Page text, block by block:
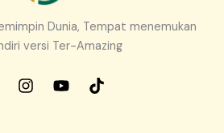
Dunia, Tempat menemukan
versi Ter-Amazing